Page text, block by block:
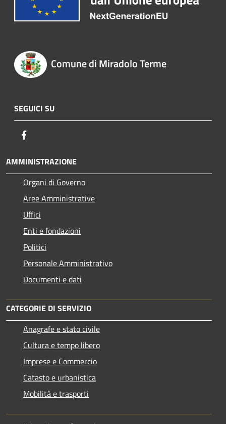
Comune di Miradolo Terme
SEGUICI SU
AMMINISTRAZIONE
Organi di Governo
Aree Amministrative
Uffici
Enti e fondazioni
Politici
Personale Amministrativo
Documenti e dati
CATEGORIE DI SERVIZIO
Anagrafe e stato civile
Cultura e tempo libero
Imprese e Commercio
Catasto e urbanistica
Mobilità e trasporti